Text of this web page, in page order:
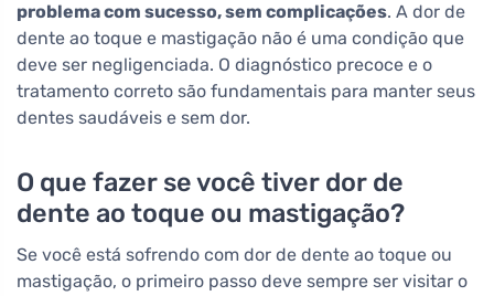
problema com sucesso, sem complicações. A dor de
dente ao toque e mastigação não é uma condição que
deve ser negligenciada. O diagnóstico precoce e o
tratamento correto são fundamentais para manter seus
dentes saudáveis e sem dor.
O que fazer se você tiver dor de
dente ao toque ou mastigação?
Se você está sofrendo com dor de dente ao toque ou
mastigação, o primeiro passo deve sempre ser visitar o